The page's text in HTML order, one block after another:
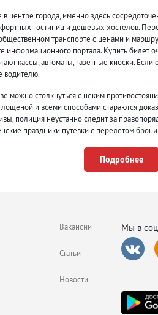
центре города, именно здесь
гостиниц и дешевых хостелов.
транспорте с ценами и
информационного портала. Купить билет
кассы, автоматы, газетные киоски. Если
водителю.
можно столкнуться с неким
и всеми способами стараются
полиция неустанно следит за
праздники путевки с перелетом
в Остраве
безделушек.
Подробнее
Вакансии
Статьи
Новости
Мы в